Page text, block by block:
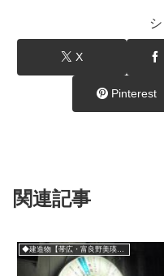
X
Pinterest
関連記事
◆建造物【帯広・富良野美瑛方面】